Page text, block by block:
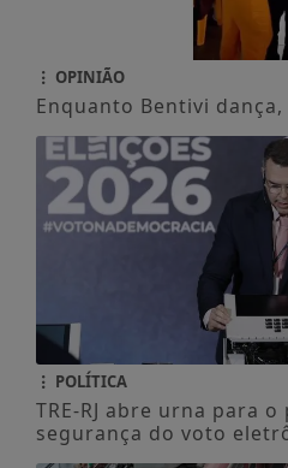
OPINIÃO
Enquanto Bentivi
POLÍTICA
TRE-RJ abre urna para
segurança do voto